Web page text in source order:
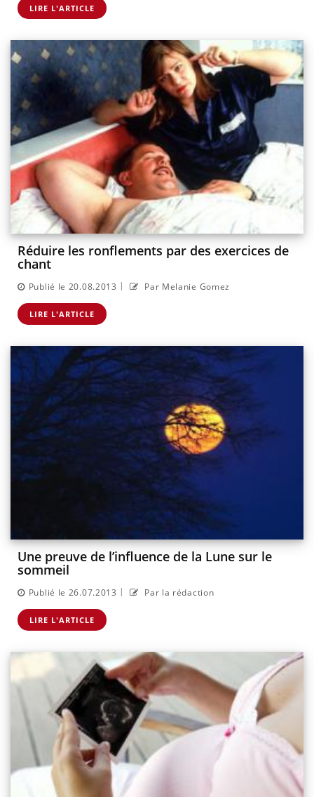
LIRE L'ARTICLE
Réduire les ronflements par des exercices de
chant
Publié le 20.08.2013 | Par Melanie Gomez
LIRE L'ARTICLE
Une preuve de l’influence de la Lune sur le
sommeil
Publié le 26.07.2013 | Par la rédaction
LIRE L'ARTICLE